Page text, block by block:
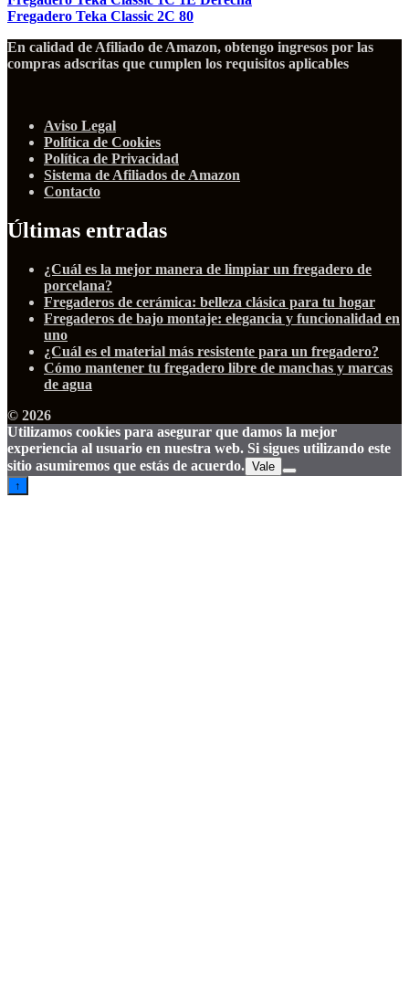
Fregadero Teka Classic 2C 80
En calidad de Afiliado de Amazon, obtengo ingresos por las
compras adscritas que cumplen los requisitos aplicables
Aviso Legal
Política de Cookies
Política de Privacidad
Sistema de Afiliados de Amazon
Contacto
Últimas entradas
¿Cuál es la mejor manera de limpiar un fregadero de
porcelana?
Fregaderos de cerámica: belleza clásica para tu hogar
Fregaderos de bajo montaje: elegancia y funcionalidad en
uno
¿Cuál es el material más resistente para un fregadero?
Cómo mantener tu fregadero libre de manchas y marcas
de agua
© 2026
Utilizamos cookies para asegurar que damos la mejor
experiencia al usuario en nuestra web. Si sigues utilizando este
sitio asumiremos que estás de acuerdo. Vale
↑